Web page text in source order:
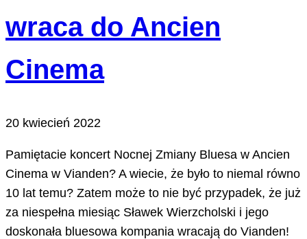
wraca do Ancien
Cinema
20 kwiecień 2022
Pamiętacie koncert Nocnej Zmiany Bluesa w Ancien
Cinema w Vianden? A wiecie, że było to niemal równo
10 lat temu? Zatem może to nie być przypadek, że już
za niespełna miesiąc Sławek Wierzcholski i jego
doskonała bluesowa kompania wracają do Vianden!